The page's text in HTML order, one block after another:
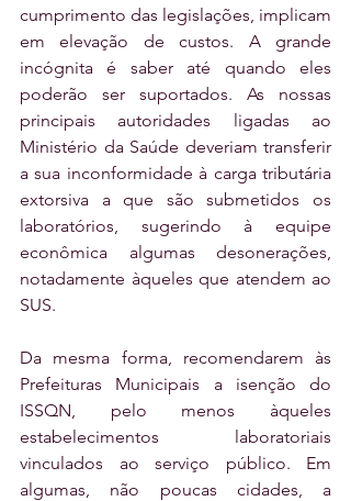
cumprimento das legislações, implicam
em elevação de custos. A grande
incógnita é saber até quando eles
poderão ser suportados. As nossas
principais autoridades ligadas ao
Ministério da Saúde deveriam transferir
a sua inconformidade à carga tributária
extorsiva a que são submetidos os
laboratórios, sugerindo à equipe
econômica algumas desonerações,
notadamente àqueles que atendem ao
SUS.
Da mesma forma, recomendarem às
Prefeituras Municipais a isenção do
ISSQN, pelo menos àqueles
estabelecimentos laboratoriais
vinculados ao serviço público. Em
algumas, não poucas cidades, a